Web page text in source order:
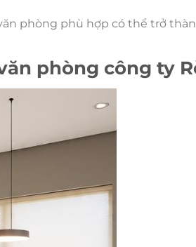
phòng phù hợp có thể trở
phòng công ty